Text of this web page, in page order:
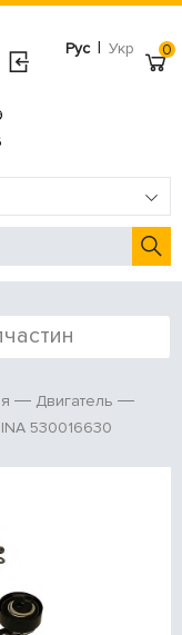
Рус | Укр 0
Двигатель
INA 530016630